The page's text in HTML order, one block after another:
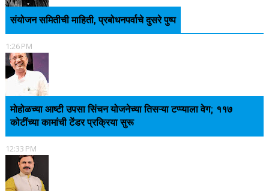
संयोजन समितीची माहिती, प्रबोधनपर्वाचे दुसरे पुष्प
1:26 PM
मोहोळच्या आष्टी उपसा सिंचन योजनेच्या तिसऱ्या टप्प्याला वेग; ११७
कोटींच्या कामांची टेंडर प्रक्रिया सुरू
12:33 PM